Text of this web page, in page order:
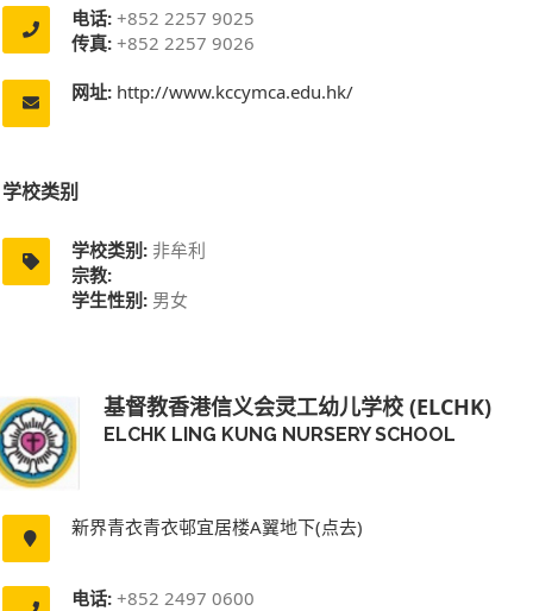
电话: +852 2257 9025
传真: +852 2257 9026
网址: http://www.kccymca.edu.hk/
学校类别
学校类别: 非牟利
宗教:
学生性别: 男女
基督教香港信义会灵工幼儿学校 (ELCHK)
ELCHK LING KUNG NURSERY SCHOOL
新界青衣青衣邨宜居楼A翼地下(点去)
电话: +852 2497 0600